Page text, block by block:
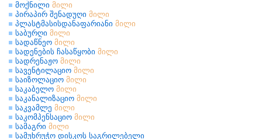
მოქნილი მილი
პირაპირ შენადუღი მილი
პლასტმასისდანაფარიანი მილი
საბურღი მილი
სადაწნეო მილი
სადენების ჩასაწყობი მილი
სადრენაჟო მილი
სავენტილაციო მილი
საიზოლაციო მილი
საკაბელო მილი
საკანალიზაციო მილი
საკვამლე მილი
საკომპენსაციო მილი
სამაგრი მილი
სამუხრუჭო დისკოს საგრილებელი